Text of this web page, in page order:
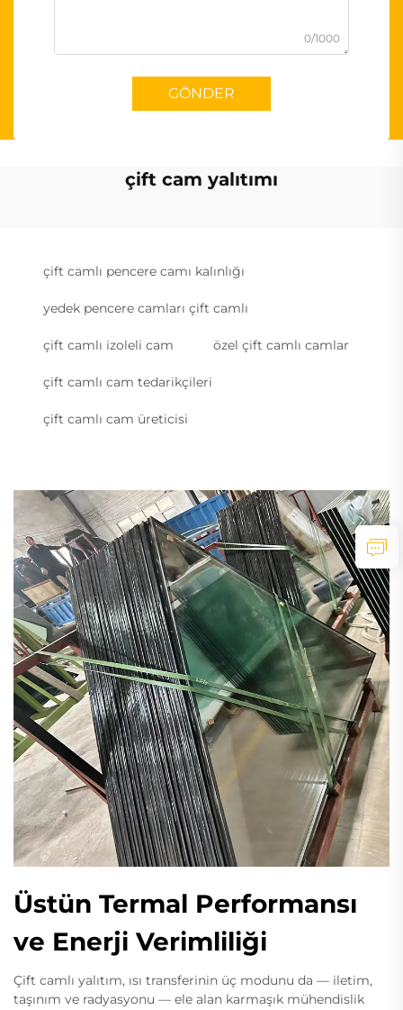
0/1000
GÖNDER
çift cam yalıtımı
çift camlı pencere camı kalınlığı
yedek pencere camları çift camlı
çift camlı izoleli cam özel çift camlı camlar
çift camlı cam tedarikçileri
çift camlı cam üreticisi
Üstün Termal Performansı
ve Enerji Verimliliği
Çift camlı yalıtım, ısı transferinin üç modunu da — iletim,
taşınım ve radyasyonu — ele alan karmaşık mühendislik